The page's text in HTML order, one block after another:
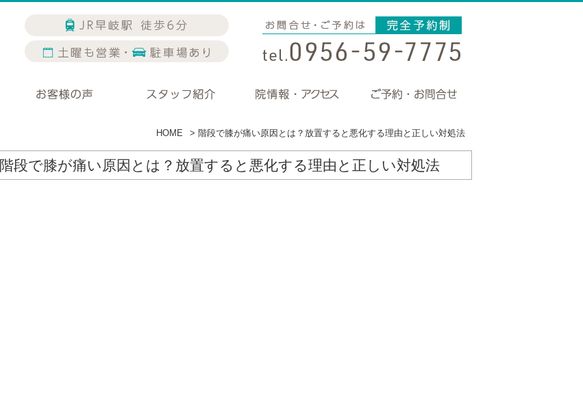
HOME > 階段で膝が痛い原因とは？放置すると悪化する理由と正しい対処法
階段で膝が痛い原因とは？放置すると悪化する理由と正しい対処法